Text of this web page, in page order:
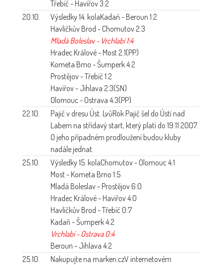
Třebíč - Havířov 3:2
20.10.
Výsledky 14. kolaKadaň - Beroun 1:2
Havlíčkův Brod - Chomutov 2:3
Mladá Boleslav - Vrchlabí 1:4
Hradec Králové - Most 2:1(PP)
Kometa Brno - Šumperk 4:2
Prostějov - Třebíč 1:2
Havířov - Jihlava 2:3(SN)
Olomouc - Ostrava 4:3(PP)
22.10.
Pajič v dresu Úst. LvůRok Pajič šel do Ústí nad
Labem na střídavý start, který platí do 19.11.2007.
O jeho případném prodloužení budou kluby
nadále jednat.
25.10.
Výsledky 15. kolaChomutov - Olomouc 4:1
Most - Kometa Brno 1:5
Mladá Boleslav - Prostějov 6:0
Hradec Králové - Havířov 4:0
Havlíčkův Brod - Třebíč 0:7
Kadaň - Šumperk 4:2
Vrchlabí - Ostrava 0:4
Beroun - Jihlava 4:2
25.10.
Nakupujte na marken.czV internetovém